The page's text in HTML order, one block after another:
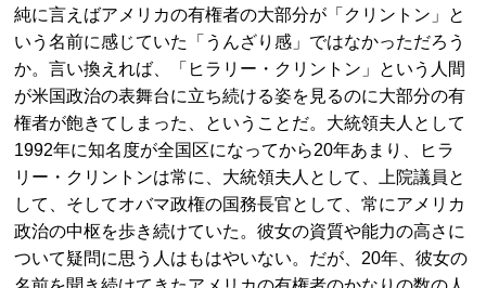
純に言えばアメリカの有権者の大部分が「クリントン」と
いう名前に感じていた「うんざり感」ではなかっただろう
か。言い換えれば、「ヒラリー・クリントン」という人間
が米国政治の表舞台に立ち続ける姿を見るのに大部分の有
権者が飽きてしまった、ということだ。大統領夫人として
1992年に知名度が全国区になってから20年あまり、ヒラ
リー・クリントンは常に、大統領夫人として、上院議員と
して、そしてオバマ政権の国務長官として、常にアメリカ
政治の中枢を歩き続けていた。彼女の資質や能力の高さに
ついて疑問に思う人はもはやいない。だが、20年、彼女の